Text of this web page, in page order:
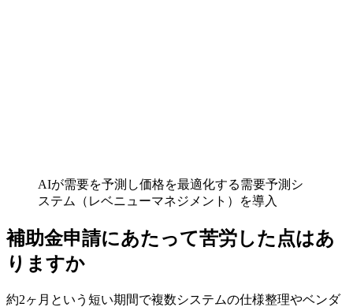
AIが需要を予測し価格を最適化する需要予測シ
ステム（レベニューマネジメント）を導入
補助金申請にあたって苦労した点はあ
りますか
約2ヶ月という短い期間で複数システムの仕様整理やベンダ